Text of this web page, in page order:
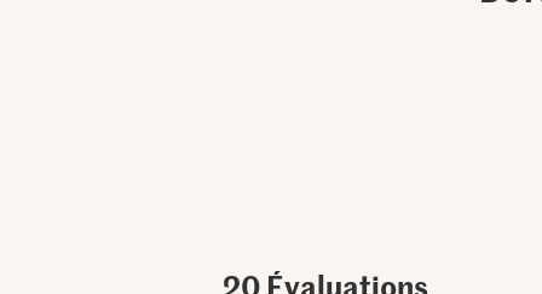
20 Évaluations